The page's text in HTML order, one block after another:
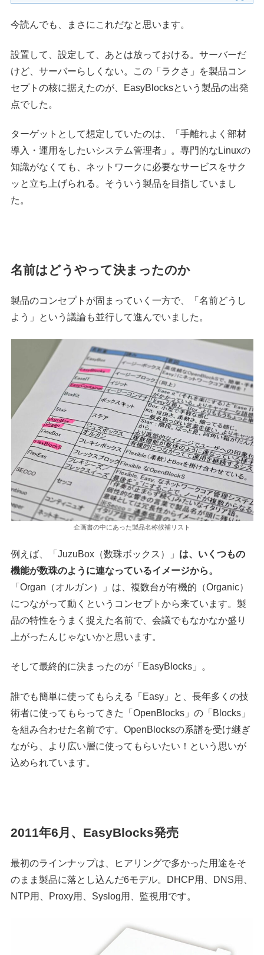
今読んでも、まさにこれだなと思います。
設置して、設定して、あとは放っておける。サーバーだ
けど、サーバーらしくない。この「ラクさ」を製品コン
セプトの核に据えたのが、EasyBlocksという製品の出発
点でした。
ターゲットとして想定していたのは、「手離れよく部材
導入・運用をしたいシステム管理者」。専門的なLinuxの
知識がなくても、ネットワークに必要なサービスをサク
ッと立ち上げられる。そういう製品を目指していまし
た。
名前はどうやって決まったのか
製品のコンセプトが固まっていく一方で、「名前どうし
よう」という議論も並行して進んでいました。
企画書の中にあった製品名称候補リスト
例えば、「JuzuBox（数珠ボックス）」 は、いくつもの
機能が数珠のように連なっているイメージから。
「Organ（オルガン）」は、複数台が有機的（Organic）
につながって動くというコンセプトから来ています。製
品の特性をうまく捉えた名前で、会議でもなかなか盛り
上がったんじゃないかと思います。
そして最終的に決まったのが「EasyBlocks」。
誰でも簡単に使ってもらえる「Easy」と、長年多くの技
術者に使ってもらってきた「OpenBlocks」の「Blocks」
を組み合わせた名前です。OpenBlocksの系譜を受け継ぎ
ながら、より広い層に使ってもらいたい！という思いが
込められています。
2011年6月、EasyBlocks発売
最初のラインナップは、ヒアリングで多かった用途をそ
のまま製品に落とし込んだ6モデル。DHCP用、DNS用、
NTP用、Proxy用、Syslog用、監視用です。